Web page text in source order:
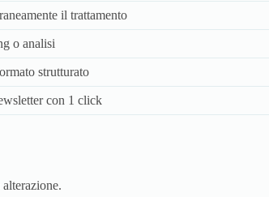
il trattamento
o analisi
strutturato
con 1 click